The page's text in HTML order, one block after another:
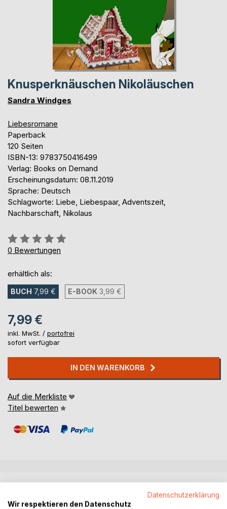
Knusperknäuschen Nikoläuschen
Sandra Windges
Liebesromane
Paperback
120 Seiten
ISBN-13: 9783750416499
Verlag: Books on Demand
Erscheinungsdatum: 08.11.2019
Sprache: Deutsch
Schlagworte: Liebe, Liebespaar, Adventszeit,
Nachbarschaft, Nikolaus
Bewertung::
0%
0 Bewertungen
erhältlich als:
BUCH 7,99 € E-BOOK 3,99 €
7,99 €
inkl. MwSt. / portofrei
sofort verfügbar
IN DEN WARENKORB
Auf die Merkliste
Titel bewerten
Datenschutzerklärung
Wir respektieren den Datenschutz